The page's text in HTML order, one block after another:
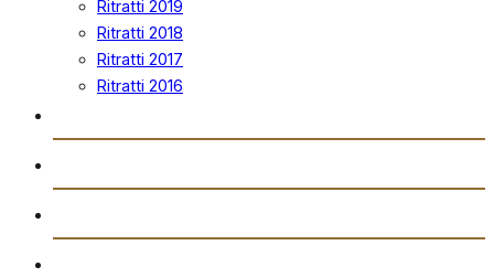
Ritratti 2019
Ritratti 2018
Ritratti 2017
Ritratti 2016